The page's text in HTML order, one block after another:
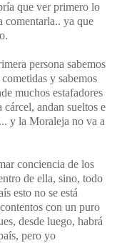
que ver primero lo
comentarla.. ya que
persona sabemos
y sabemos
muchos estafadores
cárcel, andan sueltos e
y la Moraleja no va a
conciencia de los
de ella, sino, todo
esto no se está
con un puro
desde luego, habrá
pero yo